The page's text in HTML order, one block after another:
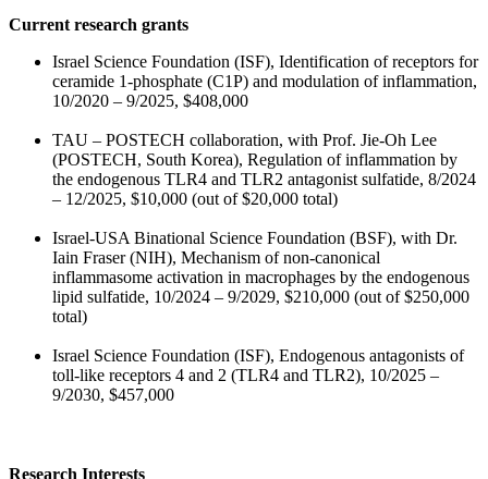
Current research grants
Israel Science Foundation (ISF), Identification of receptors for
ceramide 1-phosphate (C1P) and modulation of inflammation,
10/2020 – 9/2025, $408,000
TAU – POSTECH collaboration, with Prof. Jie-Oh Lee
(POSTECH, South Korea), Regulation of inflammation by
the endogenous TLR4 and TLR2 antagonist sulfatide, 8/2024
– 12/2025, $10,000 (out of $20,000 total)
Israel-USA Binational Science Foundation (BSF), with Dr.
Iain Fraser (NIH), Mechanism of non-canonical
inflammasome activation in macrophages by the endogenous
lipid sulfatide, 10/2024 – 9/2029, $210,000 (out of $250,000
total)
Israel Science Foundation (ISF), Endogenous antagonists of
toll-like receptors 4 and 2 (TLR4 and TLR2), 10/2025 –
9/2030, $457,000
Research Interests